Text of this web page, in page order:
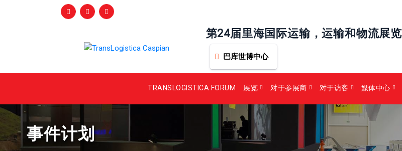
第24届里海国际运输，运输和物流展览
巴库世博中心
TRANSLOGISTICA FORUM 展览 对于参展商 对于访客 媒体中心
事件计划